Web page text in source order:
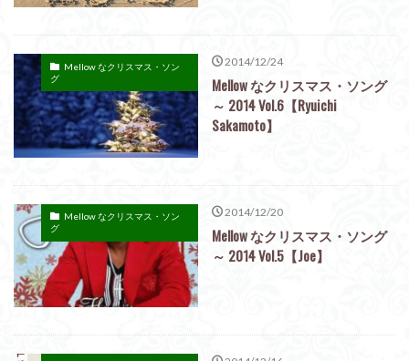
Mellow なクリスマス・ソン
グ
2014/12/24
Mellow なクリスマス・ソング
～ 2014 Vol.6【Ryuichi
Sakamoto】
Mellow なクリスマス・ソン
グ
2014/12/20
Mellow なクリスマス・ソング
～ 2014 Vol.5【Joe】